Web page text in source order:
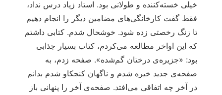
خیلی خسته‌کننده و طولانی بود. استاد زیاد درس نداد،
فقط گفت کارخانگی‌های مضامین دیگر را انجام دهیم
تا زنگ رخصتی زده شود. خوشحال شدم. کتابی داشتم
که این اواخر مطالعه می‌کردم، کتاب بسیار جذابی
بود: «جزیره‌ی درختان گم‌شده». صفحه زدم، به
صفحه‌ی جدید خیره شدم و ناگهان کنجکاو شدم بدانم
در آخر چه اتفاقی می‌افتد. صفحه‌ی آخر را پنهانی باز